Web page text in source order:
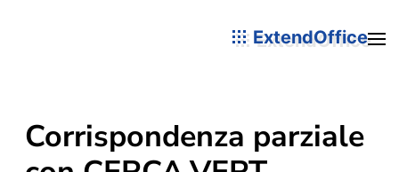
ExtendOffice
Corrispondenza parziale